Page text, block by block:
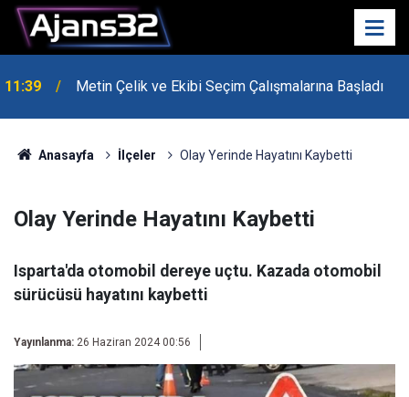
10:15 Hafta Sonu Havalar Nasıl Olacak?
Anasayfa İlçeler Olay Yerinde Hayatını Kaybetti
Olay Yerinde Hayatını Kaybetti
Isparta'da otomobil dereye uçtu. Kazada otomobil
sürücüsü hayatını kaybetti
Yayınlanma: 26 Haziran 2024 00:56